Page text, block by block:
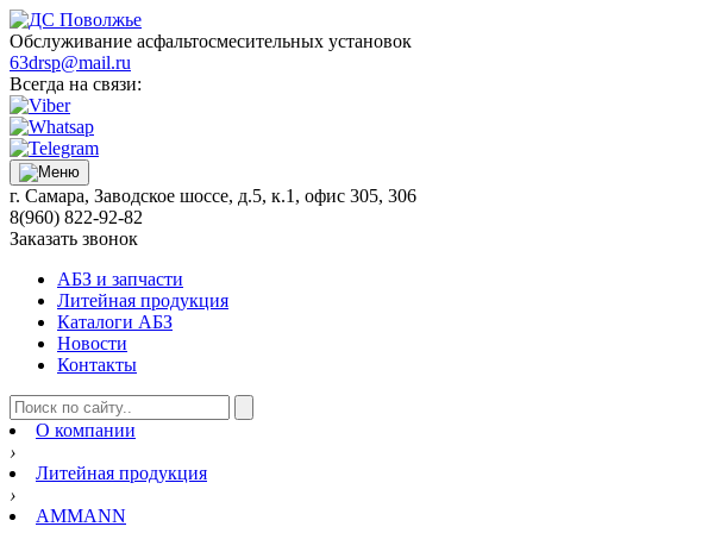
Обслуживание асфальтосмесительных установок
63drsp@mail.ru
Всегда на связи:
г. Самара, Заводское шоссе, д.5, к.1, офис 305, 306
8(960) 822-92-82
Заказать звонок
АБЗ и запчасти
Литейная продукция
Каталоги АБЗ
Новости
Контакты
О компании
›
Литейная продукция
›
AMMANN